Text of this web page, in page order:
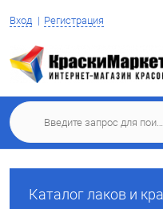
Вход Регистрация
Каталог лаков и